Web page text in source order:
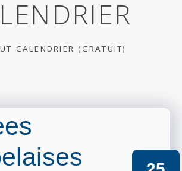
CALENDRIER (GRATUIT)